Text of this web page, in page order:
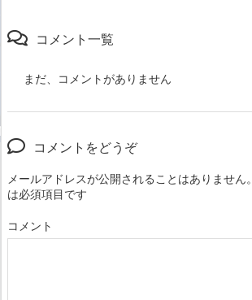
コメント一覧
まだ、コメントがありません
コメントをどうぞ
メールアドレスが公開されることはありません。
は必須項目です
コメント